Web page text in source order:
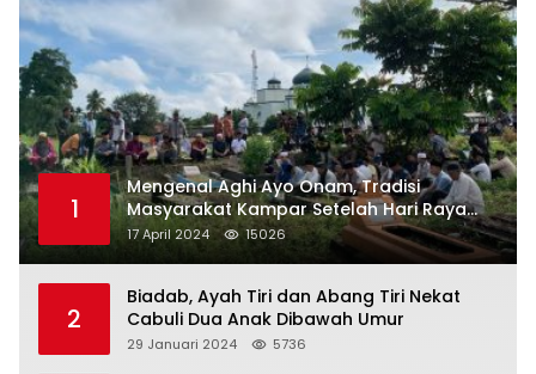
1
Mengenal Aghi Ayo Onam, Tradisi
Masyarakat Kampar Setelah Hari Raya
Idul Fitri
17 April 2024 15026
2
Biadab, Ayah Tiri dan Abang Tiri Nekat
Cabuli Dua Anak Dibawah Umur
29 Januari 2024 5736